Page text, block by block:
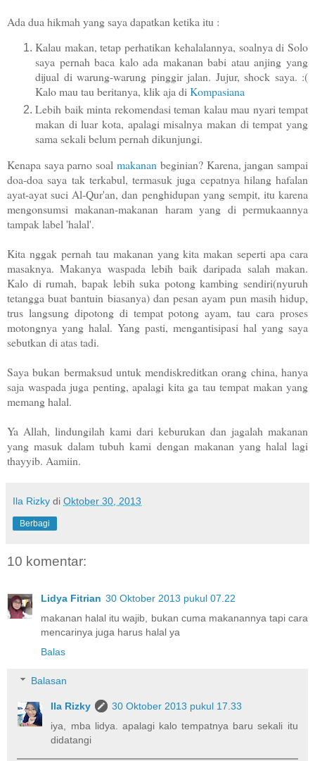
Ada dua hikmah yang saya dapatkan ketika itu :
Kalau makan, tetap perhatikan kehalalannya, soalnya di Solo
saya pernah baca kalo ada makanan babi atau anjing yang
dijual di warung-warung pinggir jalan. Jujur, shock saya. :(
Kalo mau tau beritanya, klik aja diKompasiana
Lebih baik minta rekomendasi teman kalau mau nyari tempat
makan di luar kota, apalagi misalnya makan di tempat yang
sama sekali belum pernah dikunjungi.
Kenapa saya parno soal makananbeginian? Karena, jangan sampai
doa-doa saya tak terkabul, termasuk juga cepatnya hilang hafalan
ayat-ayat suci Al-Qur'an, dan penghidupan yang sempit, itu karena
mengonsumsi makanan-makanan haram yang di permukaannya
tampak label 'halal'.
Kita nggak pernah tau makanan yang kita makan seperti apa cara
masaknya. Makanya waspada lebih baik daripada salah makan.
Kalo di rumah, bapak lebih suka potong kambing sendiri(nyuruh
tetangga buat bantuin biasanya) dan pesan ayam pun masih hidup,
trus langsung dipotong di tempat potong ayam, tau cara proses
motongnya yang halal. Yang pasti, mengantisipasi hal yang saya
sebutkan di atas tadi.
Saya bukan bermaksud untuk mendiskreditkan orang china, hanya
saja waspada juga penting, apalagi kita ga tau tempat makan yang
memang halal.
Ya Allah, lindungilah kami dari keburukan dan jagalah makanan
yang masuk dalam tubuh kami dengan makanan yang halal lagi
thayyib. Aamiin.
Ila Rizky di Oktober 30, 2013
Berbagi
10 komentar:
Lidya Fitrian 30 Oktober 2013 pukul 07.22
makanan halal itu wajib, bukan cuma makanannya tapi cara
mencarinya juga harus halal ya
Balas
Balasan
Ila Rizky
30 Oktober 2013 pukul 17.33
iya, mba lidya. apalagi kalo tempatnya baru sekali itu
didatangi